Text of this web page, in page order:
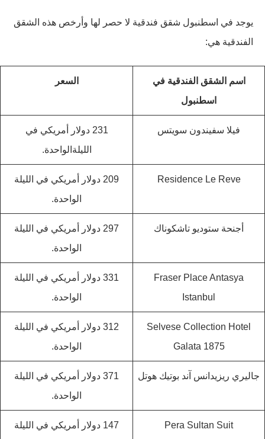
يوجد في اسطنبول شقق فندقية لا حصر لها وأرخص هذه الشقق
الفندقية هي:
اسم الشقق الفندقية في
اسطنبول
السعر
فيلا سفيندون سويتس
231 دولار أمريكي في
الليلةالواحدة.
‪Residence Le Reve‬
209 دولار أمريكي في الليلة
الواحدة.
أجنحة ستوديو تاشكوناك
297 دولار أمريكي في الليلة
الواحدة.
‪Fraser Place Antasya
Istanbul‬
331 دولار أمريكي في الليلة
الواحدة.
‪Selvese Collection Hotel
Galata 1875‬
312 دولار أمريكي في الليلة
الواحدة.
جاليري ريزيدانس آند بوتيك هوتل
371 دولار أمريكي في الليلة
الواحدة.
‪Pera Sultan Suit‬
147 دولار أمريكي في الليلة